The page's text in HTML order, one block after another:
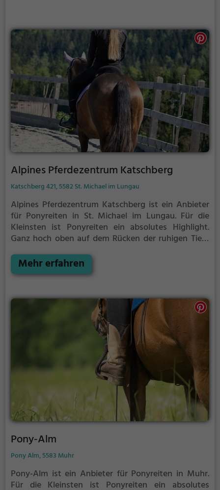
Alpines Pferdezentrum Katschberg
Katschberg 421, 5582 St. Michael im Lungau
Alpines Pferdezentrum Katschberg ist ein Anbieter
für Ponyreiten in St. Michael im Lungau. Für die
Kleinsten ist Ponyreiten ein absolutes Highlight.
Ganz hoch oben auf dem Rücken der ruhigen Tiere
durch die Umgebung von St. Michael im Lungau
reiten.
Mehr erfahren
Pony-Alm
Pony Alm, 5583 Muhr
Pony-Alm ist ein Anbieter für Ponyreiten in Muhr.
Für die Kleinsten ist Ponyreiten ein absolutes